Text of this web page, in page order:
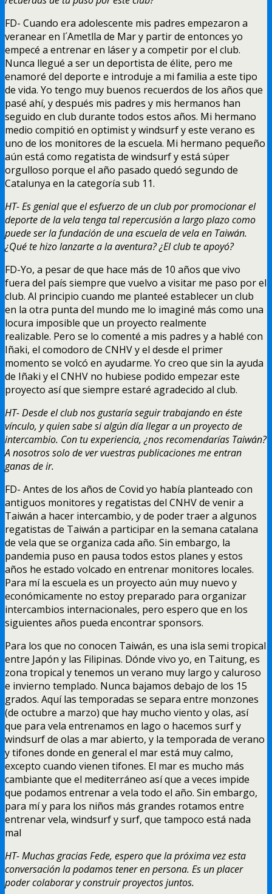
FD- Cuando era adolescente mis padres empezaron a
veranear en l´Ametlla de Mar y partir de entonces yo
empecé a entrenar en láser y a competir por el club.
Nunca llegué a ser un deportista de élite, pero me
enamoré del deporte e introduje a mi familia a este tipo
de vida. Yo tengo muy buenos recuerdos de los años que
pasé ahí, y después mis padres y mis hermanos han
seguido en club durante todos estos años. Mi hermano
medio compitió en optimist y windsurf y este verano es
uno de los monitores de la escuela. Mi hermano pequeño
aún está como regatista de windsurf y está súper
orgulloso porque el año pasado quedó segundo de
Catalunya en la categoría sub 11.
HT- Es genial que el esfuerzo de un club por promocionar el
deporte de la vela tenga tal repercusión a largo plazo como
puede ser la fundación de una escuela de vela en Taiwán.
¿Qué te hizo lanzarte a la aventura? ¿El club te apoyó?
FD-Yo, a pesar de que hace más de 10 años que vivo
fuera del país siempre que vuelvo a visitar me paso por el
club. Al principio cuando me planteé establecer un club
en la otra punta del mundo me lo imaginé más como una
locura imposible que un proyecto realmente
realizable. Pero se lo comenté a mis padres y a hablé con
Iñaki, el comodoro de CNHV y el desde el primer
momento se volcó en ayudarme. Yo creo que sin la ayuda
de Iñaki y el CNHV no hubiese podido empezar este
proyecto así que siempre estaré agradecido al club.
HT- Desde el club nos gustaría seguir trabajando en éste
vínculo, y quien sabe si algún día llegar a un proyecto de
intercambio. Con tu experiencia, ¿nos recomendarías Taiwán?
A nosotros solo de ver vuestras publicaciones me entran
ganas de ir.
FD- Antes de los años de Covid yo había planteado con
antiguos monitores y regatistas del CNHV de venir a
Taiwán a hacer intercambio, y de poder traer a algunos
regatistas de Taiwán a participar en la semana catalana
de vela que se organiza cada año. Sin embargo, la
pandemia puso en pausa todos estos planes y estos
años he estado volcado en entrenar monitores locales.
Para mí la escuela es un proyecto aún muy nuevo y
económicamente no estoy preparado para organizar
intercambios internacionales, pero espero que en los
siguientes años pueda encontrar sponsors.
Para los que no conocen Taiwán, es una isla semi tropical
entre Japón y las Filipinas. Dónde vivo yo, en Taitung, es
zona tropical y tenemos un verano muy largo y caluroso
e invierno templado. Nunca bajamos debajo de los 15
grados. Aquí las temporadas se separa entre monzones
(de octubre a marzo) que hay mucho viento y olas, así
que para vela entrenamos en lago o hacemos surf y
windsurf de olas a mar abierto, y la temporada de verano
y tifones donde en general el mar está muy calmo,
excepto cuando vienen tifones. El mar es mucho más
cambiante que el mediterráneo así que a veces impide
que podamos entrenar a vela todo el año. Sin embargo,
para mí y para los niños más grandes rotamos entre
entrenar vela, windsurf y surf, que tampoco está nada
mal
HT- Muchas gracias Fede, espero que la próxima vez esta
conversación la podamos tener en persona. Es un placer
poder colaborar y construir proyectos juntos.